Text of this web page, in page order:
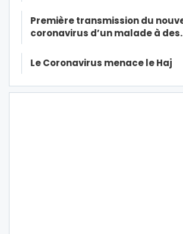
Première transmission du
coronavirus d’un malade à
Le Coronavirus menace le Haj